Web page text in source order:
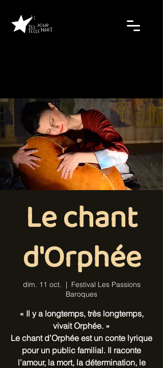
Le chant
d'Orphée
dim. 11 oct.
  |
Festival Les Passions
Baroques
« Il y a longtemps, très longtemps,
vivait Orphée. »
Le chant d’Orphée est un conte lyrique
pour un public familial. Il raconte
l’amour, la mort, la détermination, le